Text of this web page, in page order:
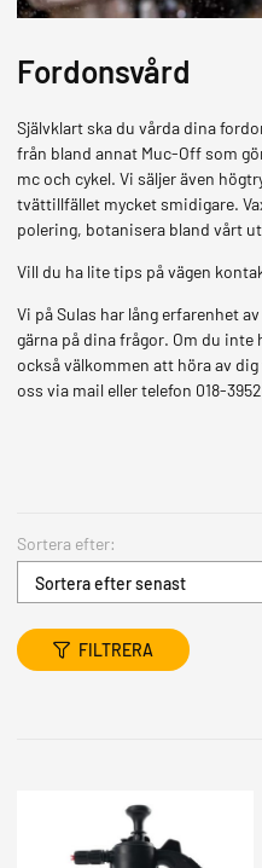
Fordonsvård
Självklart ska du vårda dina
från bland annat Muc-Off som
mc och cykel. Vi säljer även
tvättillfället mycket smidigare.
polering, botanisera bland vårt
Vill du ha lite tips på vägen
Vi på Sulas har lång erfarenhet
gärna på dina frågor. Om du
också välkommen att höra av
oss via mail eller telefon 018-
FILTRERA
Sortera efter:
Sortera efter senast